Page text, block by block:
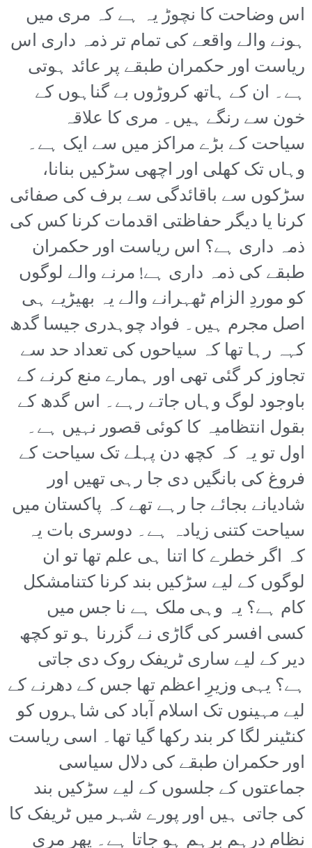
اس وضاحت کا نچوڑ یہ ہے کہ مری میں
ہونے والے واقعے کی تمام تر ذمہ داری اس
ریاست اور حکمران طبقے پر عائد ہوتی
ہے۔ ان کے ہاتھ کروڑوں بے گناہوں کے
خون سے رنگے ہیں۔ مری کا علاقہ
سیاحت کے بڑے مراکز میں سے ایک ہے۔
وہاں تک کھلی اور اچھی سڑکیں بنانا،
سڑکوں سے باقائدگی سے برف کی صفائی
کرنا یا دیگر حفاظتی اقدمات کرنا کس کی
ذمہ داری ہے؟ اس ریاست اور حکمران
طبقے کی ذمہ داری ہے! مرنے والے لوگوں
کو موردِ الزام ٹھہرانے والے یہ بھیڑیے ہی
اصل مجرم ہیں۔ فواد چوہدری جیسا گدھ
کہہ رہا تھا کہ سیاحوں کی تعداد حد سے
تجاوز کر گئی تھی اور ہمارے منع کرنے کے
باوجود لوگ وہاں جاتے رہے۔ اس گدھ کے
بقول انتظامیہ کا کوئی قصور نہیں ہے۔
اول تو یہ کہ کچھ دن پہلے تک سیاحت کے
فروغ کی بانگیں دی جا رہی تھیں اور
شادیانے بجائے جا رہے تھے کہ پاکستان میں
سیاحت کتنی زیادہ ہے۔ دوسری بات یہ
کہ اگر خطرے کا اتنا ہی علم تھا تو ان
لوگوں کے لیے سڑکیں بند کرنا کتنامشکل
کام ہے؟ یہ وہی ملک ہے نا جس میں
کسی افسر کی گاڑی نے گزرنا ہو تو کچھ
دیر کے لیے ساری ٹریفک روک دی جاتی
ہے؟ یہی وزیرِ اعظم تھا جس کے دھرنے کے
لیے مہینوں تک اسلام آباد کی شاہروں کو
کنٹینر لگا کر بند رکھا گیا تھا۔ اسی ریاست
اور حکمران طبقے کی دلال سیاسی
جماعتوں کے جلسوں کے لیے سڑکیں بند
کی جاتی ہیں اور پورے شہر میں ٹریفک کا
نظام درہم برہم ہو جاتا ہے۔ پھر مری